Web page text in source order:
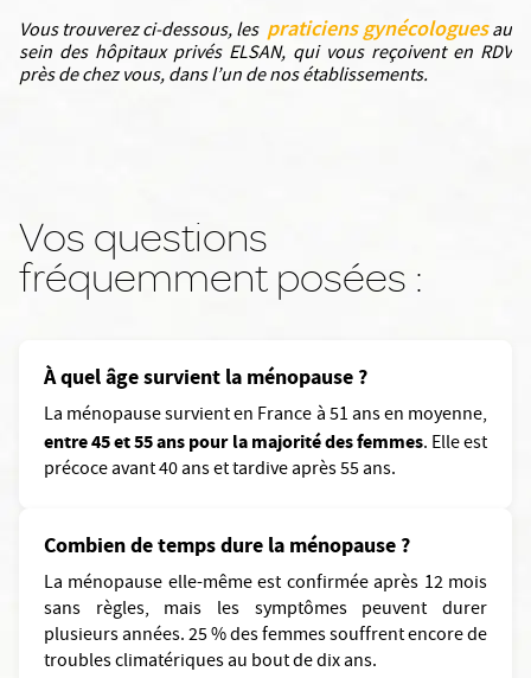
Vous trouverez ci-dessous, les praticiens gynécologuesau
sein des hôpitaux privés ELSAN, qui vous reçoivent en RDV
près de chez vous, dans l’un de nos établissements.
Vos questions
fréquemment posées :
À quel âge survient la ménopause ?
La ménopause survient en France à 51 ans en moyenne,
entre 45 et 55 ans pour la majorité des femmes. Elle est
précoce avant 40 ans et tardive après 55 ans.
Combien de temps dure la ménopause ?
La ménopause elle-même est confirmée après 12 mois
sans règles, mais les symptômes peuvent durer
plusieurs années. 25 % des femmes souffrent encore de
troubles climatériques au bout de dix ans.